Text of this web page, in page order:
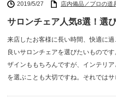
2019/5/27 店内備品／プロの道
サロンチェア人気8選！選
来店したお客様に長い時間、快適に
良いサロンチェアを選びたいもので
ザインももちろんですが、インテリ
を選ぶことも大切ですね。それでは